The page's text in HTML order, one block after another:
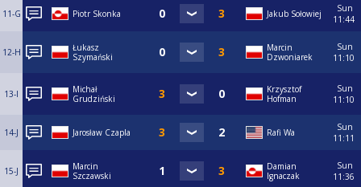
11-G Piotr Skonka Jakub Sołowiej
Sun
11:44
12-H
Łukasz
Szymański
Marcin
Dzwoniarek
Sun
11:10
13-I
Michał
Grudziński
Krzysztof
Hofman
Sun
11:10
14-J Jarosław Czapla Rafi Wa
Sun
11:11
15-J
Marcin
Szczawski
Damian
Ignaczak
Sun
11:36